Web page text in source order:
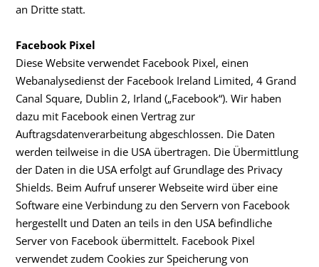
an Dritte statt.
Facebook Pixel
Diese Website verwendet Facebook Pixel, einen
Webanalysedienst der Facebook Ireland Limited, 4 Grand
Canal Square, Dublin 2, Irland („Facebook“). Wir haben
dazu mit Facebook einen Vertrag zur
Auftragsdatenverarbeitung abgeschlossen. Die Daten
werden teilweise in die USA übertragen. Die Übermittlung
der Daten in die USA erfolgt auf Grundlage des Privacy
Shields. Beim Aufruf unserer Webseite wird über eine
Software eine Verbindung zu den Servern von Facebook
hergestellt und Daten an teils in den USA befindliche
Server von Facebook übermittelt. Facebook Pixel
verwendet zudem Cookies zur Speicherung von